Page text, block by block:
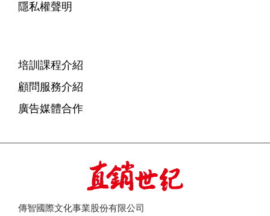
隱私權聲明
培訓課程介紹
顧問服務介紹
廣告媒體合作
傳智國際文化事業股份有限公司